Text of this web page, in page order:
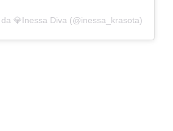
💎Inessa Diva (@inessa_krasota)